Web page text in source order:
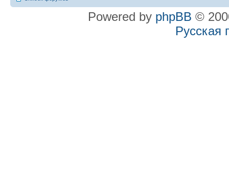
Powered by phpBB ©
Русская